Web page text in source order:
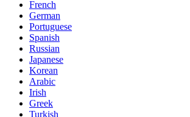
French
German
Portuguese
Spanish
Russian
Japanese
Korean
Arabic
Irish
Greek
Turkish